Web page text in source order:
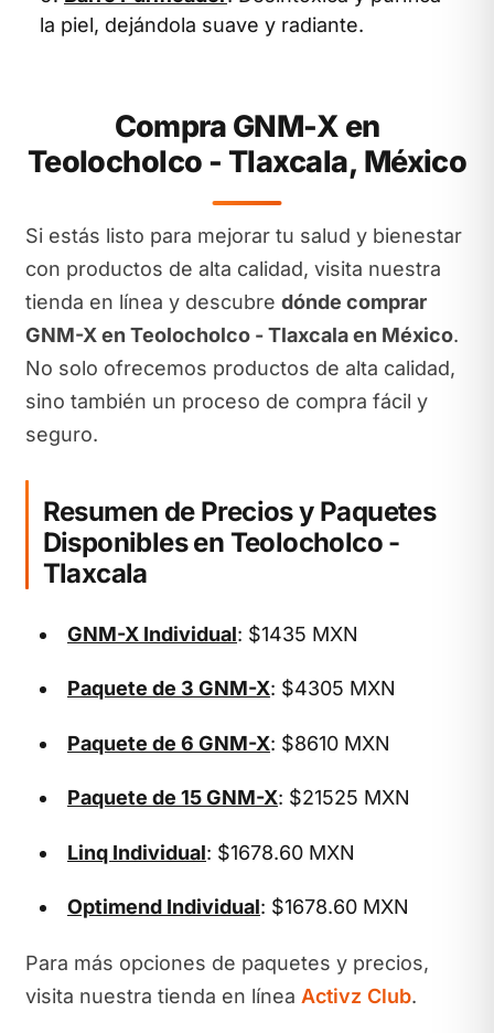
la piel, dejándola suave y radiante.
Compra GNM-X en
Teolocholco - Tlaxcala, México
Si estás listo para mejorar tu salud y bienestar
con productos de alta calidad, visita nuestra
tienda en línea y descubre dónde comprar
GNM-X en Teolocholco - Tlaxcala en México.
No solo ofrecemos productos de alta calidad,
sino también un proceso de compra fácil y
seguro.
Resumen de Precios y Paquetes
Disponibles en Teolocholco -
Tlaxcala
GNM-X Individual: $1435 MXN
Paquete de 3 GNM-X: $4305 MXN
Paquete de 6 GNM-X: $8610 MXN
Paquete de 15 GNM-X: $21525 MXN
Linq Individual: $1678.60 MXN
Optimend Individual: $1678.60 MXN
Para más opciones de paquetes y precios,
visita nuestra tienda en línea Activz Club.